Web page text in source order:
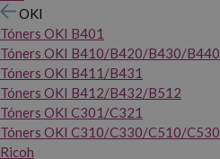
OKI
Tóners OKI B401
Tóners OKI B410/B420/B430/B440
Tóners OKI B411/B431
Tóners OKI B412/B432/B512
Tóners OKI C301/C321
Tóners OKI C310/C330/C510/C530
Ricoh